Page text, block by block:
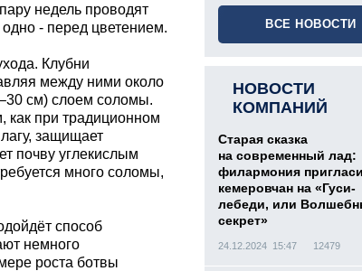
недель проводят
- перед цветением.
Клубни
между ними около
см) слоем соломы.
при традиционном
защищает
почву углекислым
много соломы,
способ
немного
роста ботвы
ВСЕ НОВОСТИ
НОВОСТИ
КОМПАНИЙ
Старая сказка
на современный лад:
филармония
кемеровчан на «Гуси-
лебеди, или
секрет»
24.12.2024 15:47 12479